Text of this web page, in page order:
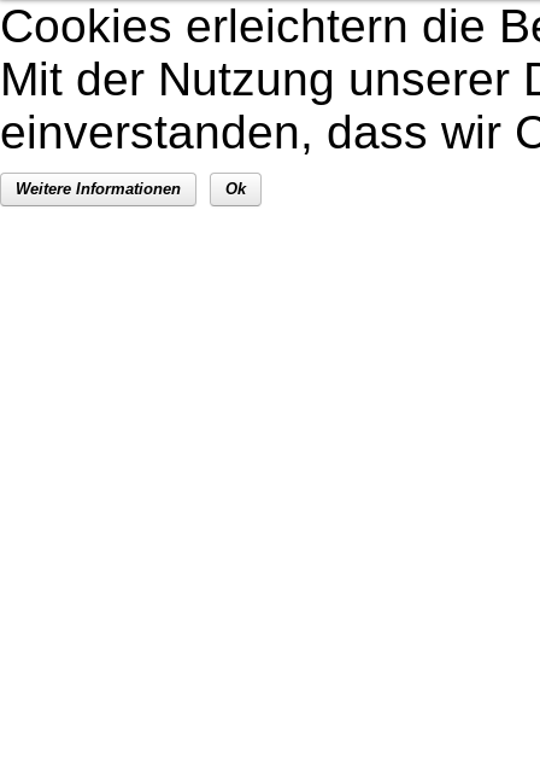
Cookies erleichtern die
Mit der Nutzung unserer
einverstanden, dass wir
Weitere Informationen Ok